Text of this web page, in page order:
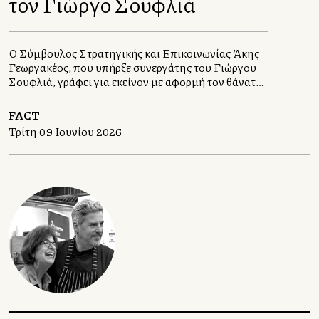
Ο Σύμβουλος Στρατηγικής και Επικοινωνίας Άκης
Γεωργακέλλος, που υπήρξε συνεργάτης του Γιώργου
Σουφλιά, γράφει για εκείνον με αφορμή τον θάνατό
FACT
Τρίτη 09 Ιουνίου 2026